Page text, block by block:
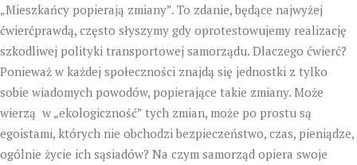
„Mieszkańcy popierają zmiany”. To zdanie, będące najwyżej
ćwierćprawdą, często słyszymy gdy oprotestowujemy realizację
szkodliwej polityki transportowej samorządu. Dlaczego ćwierć?
Ponieważ w każdej społeczności znajdą się jednostki z tylko
sobie wiadomych powodów, popierające takie zmiany. Może
wierzą w „ekologiczność” tych zmian, może po prostu są
egoistami, których nie obchodzi bezpieczeństwo, czas, pieniądze,
ogólnie życie ich sąsiadów? Na czym samorząd opiera swoje